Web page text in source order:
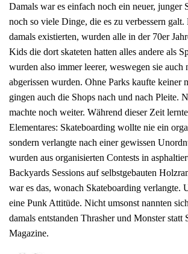
Damals war es einfach noch ein neuer, junger
noch so viele Dinge, die es zu verbessern
damals existierten, wurden alle in der 70er
Kids die dort skateten hatten alles andere als
wurden also immer leerer, weswegen sie auch
abgerissen wurden. Ohne Parks kaufte keiner
gingen auch die Shops nach und nach Pleite.
machte noch weiter. Während dieser Zeit
Elementares: Skateboarding wollte nie ein
sondern verlangte nach einer gewissen
wurden aus organisierten Contests in
Backyards Sessions auf selbstgebauten
war es das, wonach Skateboarding verlangte.
eine Punk Attitüde. Nicht umsonst nannten
damals entstanden Thrasher und Monster statt
Magazine.